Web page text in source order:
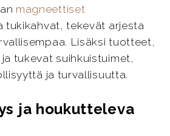
magneettiset
tukikahvat, tekevät arjesta
Lisäksi tuotteet,
tukevat suihkuistuimet,
ja turvallisuutta.
ja houkutteleva